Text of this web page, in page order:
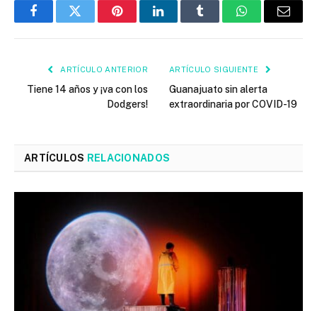
FacebookTwitter PinterestLinkedInTumblr WhatsAppEmail
ARTÍCULO ANTERIOR
Tiene 14 años y ¡va con los
Dodgers!
ARTÍCULO SIGUIENTE
Guanajuato sin alerta
extraordinaria por COVID-19
ARTÍCULOS RELACIONADOS